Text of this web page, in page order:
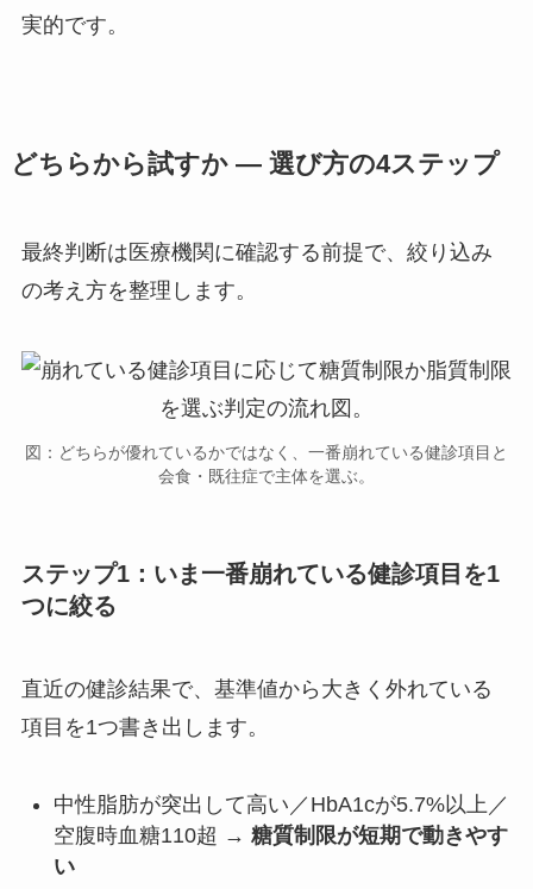
実的です。
どちらから試すか — 選び方の4ステップ
最終判断は医療機関に確認する前提で、絞り込み
の考え方を整理します。
図：どちらが優れているかではなく、一番崩れている健診項目と
会食・既往症で主体を選ぶ。
ステップ1：いま一番崩れている健診項目を1
つに絞る
直近の健診結果で、基準値から大きく外れている
項目を1つ書き出します。
中性脂肪が突出して高い／HbA1cが5.7%以上／
空腹時血糖110超 → 糖質制限が短期で動きやす
い